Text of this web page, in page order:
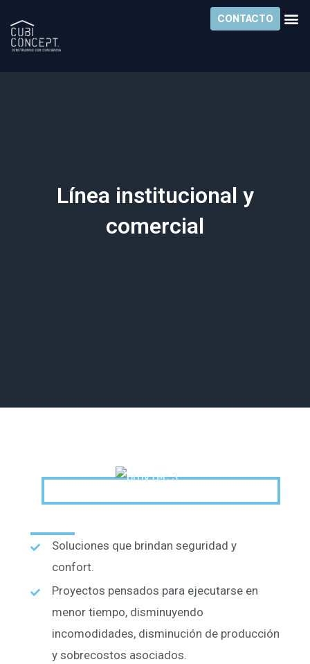
contenido
CONTACTO
Línea institucional y
comercial
Soluciones que brindan seguridad y
confort.
Proyectos pensados para ejecutarse en
menor tiempo, disminuyendo
incomodidades, disminución de producción
y sobrecostos asociados.